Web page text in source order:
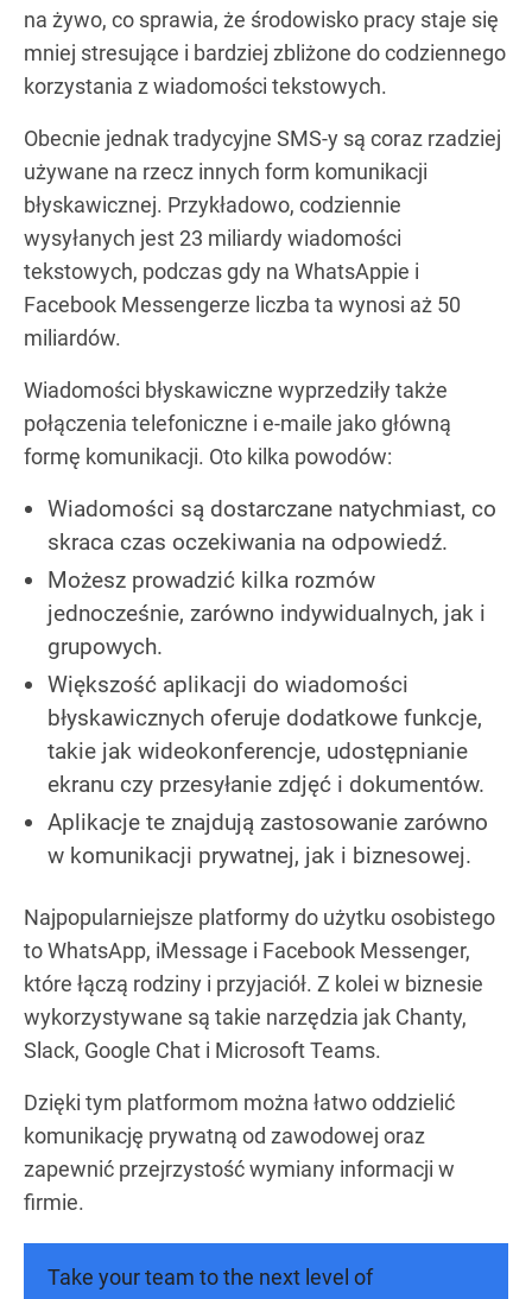
na żywo, co sprawia, że środowisko pracy staje się
mniej stresujące i bardziej zbliżone do codziennego
korzystania z wiadomości tekstowych.
Obecnie jednak tradycyjne SMS-y są coraz rzadziej
używane na rzecz innych form komunikacji
błyskawicznej. Przykładowo, codziennie
wysyłanych jest 23 miliardy wiadomości
tekstowych, podczas gdy na WhatsAppie i
Facebook Messengerze liczba ta wynosi aż 50
miliardów.
Wiadomości błyskawiczne wyprzedziły także
połączenia telefoniczne i e-maile jako główną
formę komunikacji. Oto kilka powodów:
Wiadomości są dostarczane natychmiast, co
skraca czas oczekiwania na odpowiedź.
Możesz prowadzić kilka rozmów
jednocześnie, zarówno indywidualnych, jak i
grupowych.
Większość aplikacji do wiadomości
błyskawicznych oferuje dodatkowe funkcje,
takie jak wideokonferencje, udostępnianie
ekranu czy przesyłanie zdjęć i dokumentów.
Aplikacje te znajdują zastosowanie zarówno
w komunikacji prywatnej, jak i biznesowej.
Najpopularniejsze platformy do użytku osobistego
to WhatsApp, iMessage i Facebook Messenger,
które łączą rodziny i przyjaciół. Z kolei w biznesie
wykorzystywane są takie narzędzia jak Chanty,
Slack, Google Chat i Microsoft Teams.
Dzięki tym platformom można łatwo oddzielić
komunikację prywatną od zawodowej oraz
zapewnić przejrzystość wymiany informacji w
firmie.
Take your team to the next level of